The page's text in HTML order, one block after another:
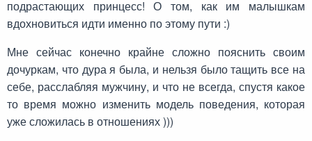
подрастающих принцесс! О том, как им малышкам
вдохновиться идти именно по этому пути :)
Мне сейчас конечно крайне сложно пояснить своим
дочуркам, что дура я была, и нельзя было тащить все на
себе, расслабляя мужчину, и что не всегда, спустя какое
то время можно изменить модель поведения, которая
уже сложилась в отношениях )))